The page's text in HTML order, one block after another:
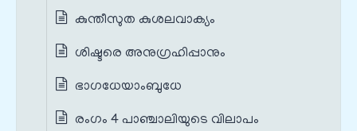
കുന്തീസുത കുശലവാക്യം
ശിഷ്ടരെ അനുഗ്രഹിപ്പാനും
ഭാഗധേയാംബുധേ
രംഗം 4 പാഞ്ചാലിയുടെ വിലാപം